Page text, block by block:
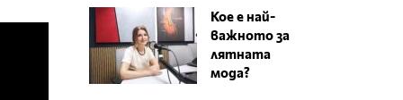
Кое е най-
важното за
лятната
мода?